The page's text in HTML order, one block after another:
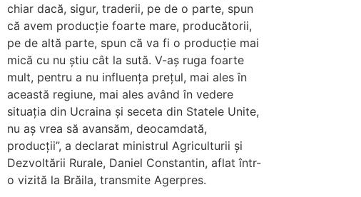
chiar dacă, sigur, traderii, pe de o parte, spun
că avem producţie foarte mare, producătorii,
pe de altă parte, spun că va fi o producţie mai
mică cu nu ştiu cât la sută. V-aş ruga foarte
mult, pentru a nu influenţa preţul, mai ales în
această regiune, mai ales având în vedere
situaţia din Ucraina şi seceta din Statele Unite,
nu aş vrea să avansăm, deocamdată,
producţii”, a declarat ministrul Agriculturii şi
Dezvoltării Rurale, Daniel Constantin, aflat într-
o vizită la Brăila, transmite Agerpres.